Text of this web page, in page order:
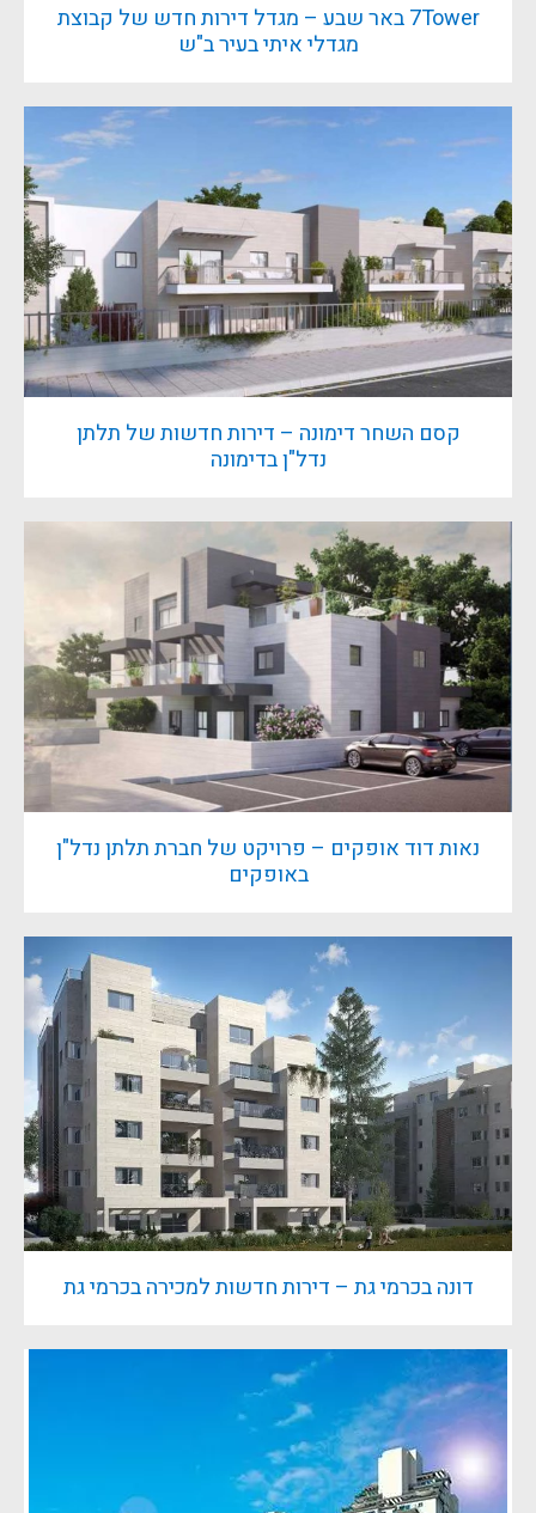
7Tower באר שבע – מגדל דירות חדש של קבוצת
מגדלי איתי בעיר ב"ש
קסם השחר דימונה – דירות חדשות של תלתן
נדל"ן בדימונה
נאות דוד אופקים – פרויקט של חברת תלתן נדל"ן
באופקים
דונה בכרמי גת – דירות חדשות למכירה בכרמי גת